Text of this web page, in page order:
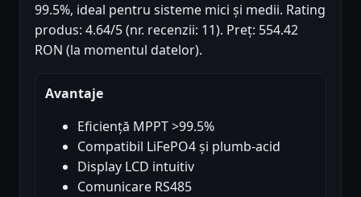
99.5%, ideal pentru sisteme mici și medii. Rating
produs: 4.64/5 (nr. recenzii: 11). Preț: 554.42
RON (la momentul datelor).
Avantaje
Eficiență MPPT >99.5%
Compatibil LiFePO4 și plumb-acid
Display LCD intuitiv
Comunicare RS485